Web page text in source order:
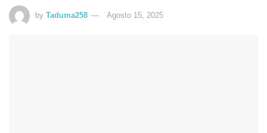
by Taduma258 Agosto 15, 2025